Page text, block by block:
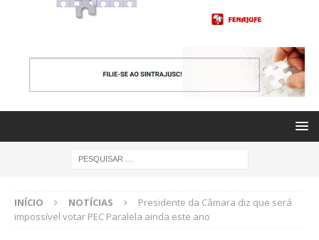
INÍCIO NOTÍCIAS
Presidente da Câmara diz que será
impossível votar PEC Paralela ainda este ano